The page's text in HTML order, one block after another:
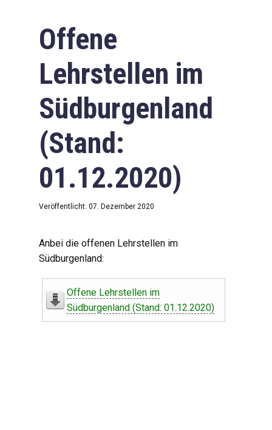
Offene
Lehrstellen im
Südburgenland
(Stand:
01.12.2020)
Veröffentlicht: 07. Dezember 2020
Anbei die offenen Lehrstellen im
Südburgenland:
Offene Lehrstellen im
Südburgenland (Stand: 01.12.2020)